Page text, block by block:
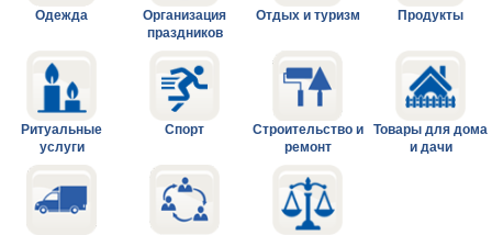
Одежда
Организация
праздников
Отдых и туризм Продукты
Ритуальные
услуги
Спорт
Строительство и
ремонт
Товары для дома
и дачи